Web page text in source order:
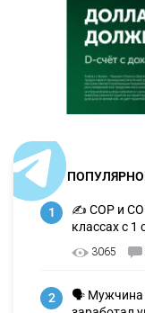
1
✍️ СОР и
классах с 1
3065
2
🗣 Мужчина